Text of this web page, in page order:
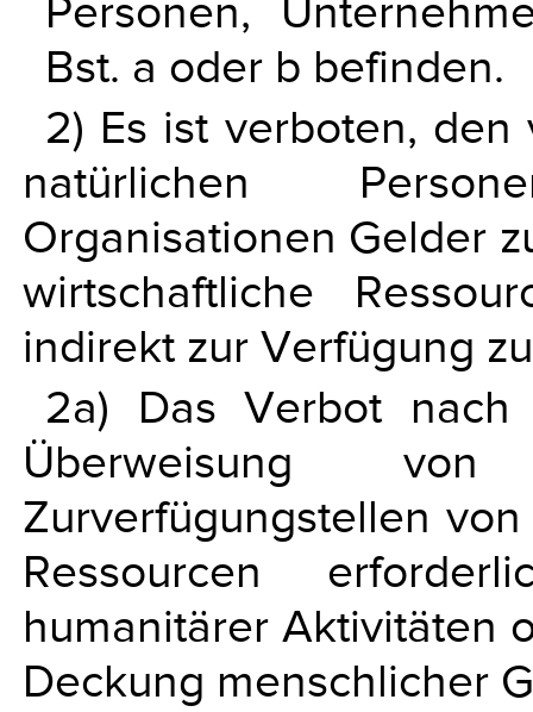
Personen,
Bst. a oder b befinden.
2) Es ist verboten,
natürlichen
Organisationen Gelder
wirtschaftliche
indirekt zur Verfügung
2a) Das Verbot
Überweisung
Zurverfügungstellen
Ressourcen
humanitärer Aktivitäten
Deckung menschlicher